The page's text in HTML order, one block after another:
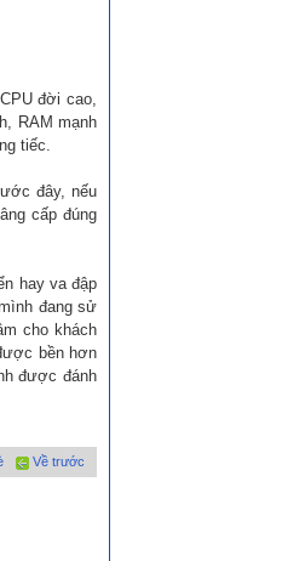
đời cao,
RAM mạnh
tiếc.
đây, nếu
cấp đúng
hay va đập
đang sử
cho khách
bền hơn
được đánh
Về trước